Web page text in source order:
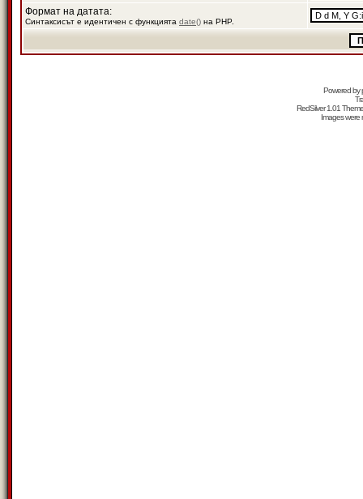
Формат на датата:
Синтаксисът е идентичен с функцията date() на PHP.
Powered by
RedSilver 1.01
Images were